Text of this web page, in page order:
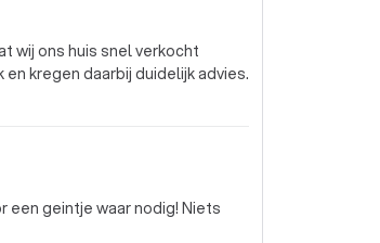
wij ons huis snel verkocht
kregen daarbij duidelijk advies.
een geintje waar nodig! Niets